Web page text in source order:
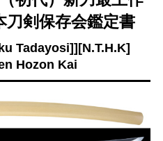
剣保存会鑑定書
Tadayosi]][N.T.H.K]
Hozon Kai